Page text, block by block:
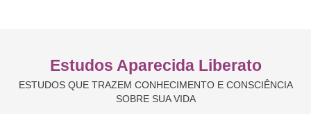
Estudos Aparecida Liberato
ESTUDOS QUE TRAZEM CONHECIMENTO E CONSCIÊNCIA
SOBRE SUA VIDA